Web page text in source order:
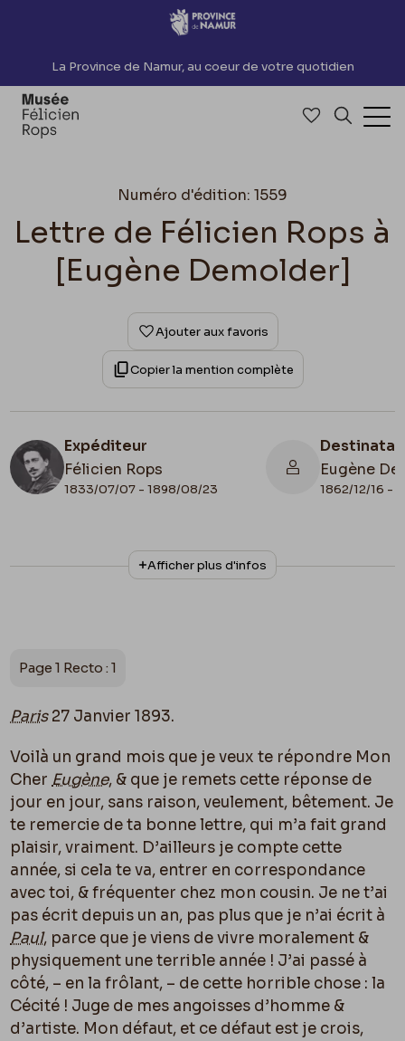
Accèder directement au contenu
La Province de Namur, au coeur de votre quotidien
Accéder à
Numéro d'édition: 1559
Lettre de Félicien Rops à
[Eugène Demolder]
Ajouter aux favoris
Copier la mention complète
Expéditeur
Félicien Rops
1833/07/07 - 1898/08/23
Eugène
1862/12/16 -
N° d'inventaire
72039/27
Collationnage
Scan
France, Paris, Ancienne collection du Musée
Afficher plus d'infos
Page 1 Recto : 1
Paris27 Janvier 1893.
Voilà un grand mois que je veux te répondre Mon
Cher Eugène, & que je remets cette réponse de
jour en jour, sans raison, veulement, bêtement. Je
te remercie de ta bonne lettre, qui m’a fait grand
plaisir, vraiment. D’ailleurs je compte cette
année, si cela te va, entrer en correspondance
avec toi, & fréquenter chez mon cousin. Je ne t’ai
pas écrit depuis un an, pas plus que je n’ai écrit à
Paul, parce que je viens de vivre moralement &
physiquement une terrible année ! J’ai passé à
côté, – en la frôlant, – de cette horrible chose : la
Cécité ! Juge de mes angoisses d’homme &
d’artiste. Mon défaut, et ce défaut est je crois,